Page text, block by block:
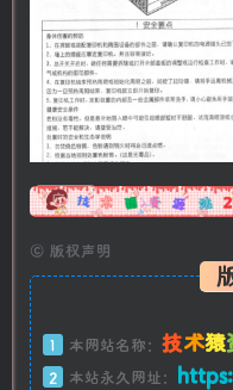
广告
© 版权声明
1 本网站名称： 技术猿
2 本站永久网址：